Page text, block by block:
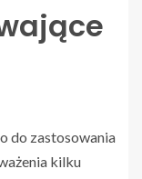
do zastosowania
kilku